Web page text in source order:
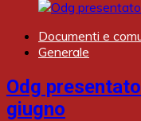
Documenti e
Generale
Odg
giugno